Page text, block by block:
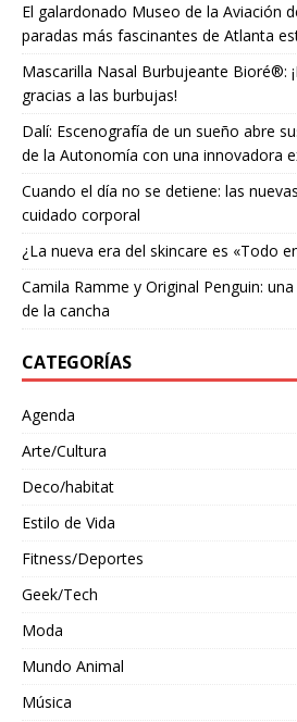
El galardonado Museo de la Aviación
paradas más fascinantes de Atlanta
Mascarilla Nasal Burbujeante Bioré®:
gracias a las burbujas!
Dalí: Escenografía de un sueño abre
de la Autonomía con una innovadora
Cuando el día no se detiene: las
cuidado corporal
¿La nueva era del skincare es «Todo
Camila Ramme y Original Penguin:
de la cancha
CATEGORÍAS
Agenda
Arte/Cultura
Deco/habitat
Estilo de Vida
Fitness/Deportes
Geek/Tech
Moda
Mundo Animal
Música